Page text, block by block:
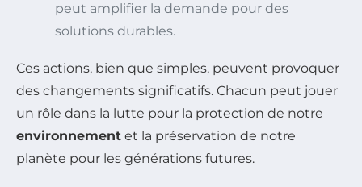
peut amplifier la demande pour des
solutions durables.
Ces actions, bien que simples, peuvent provoquer
des changements significatifs. Chacun peut jouer
un rôle dans la lutte pour la protection de notre
environnement et la préservation de notre
planète pour les générations futures.